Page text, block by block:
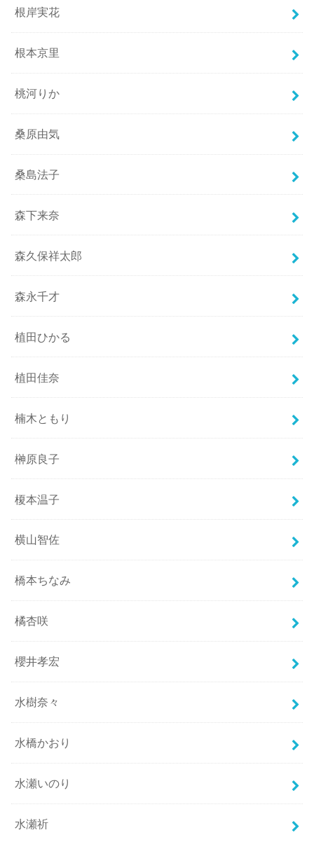
根岸実花
根本京里
桃河りか
桑原由気
桑島法子
森下来奈
森久保祥太郎
森永千才
植田ひかる
植田佳奈
楠木ともり
榊原良子
榎本温子
横山智佐
橋本ちなみ
橘杏咲
櫻井孝宏
水樹奈々
水橋かおり
水瀬いのり
水瀬祈